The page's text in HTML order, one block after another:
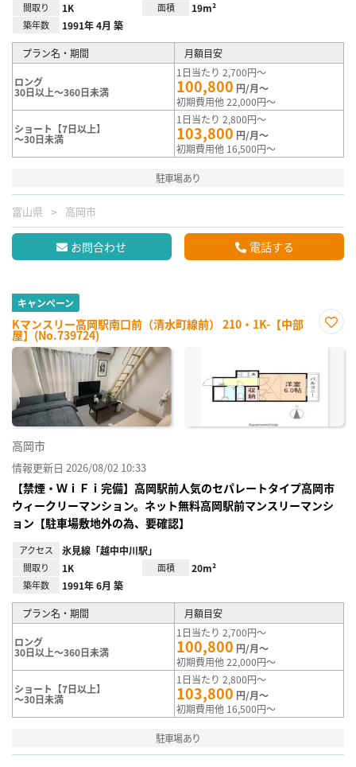
間取り 1K 面積 19m²
築年数 1991年 4月 築
プラン名・期間 月額目安
ロング
30日以上～360日未満
1日当たり 2,700円～
100,800 円/月～
初期費用他 22,000円～
ショート【7日以上】
～30日未満
1日当たり 2,800円～
103,800 円/月～
初期費用他 16,500円～
駐車場あり
富山県 高岡市
お問合わせ 電話する
キャンペーン
Kマンスリー高岡駅南口前（清水町線前） 210・1K-【中部
屋】(No.739724)
に入
高岡市
情報更新日 2026/08/02 10:33
【禁煙・ＷｉＦｉ完備】高岡駅前人気のセパレートタイプ高岡市
ウィークリーマンション。ネット無料高岡駅前マンスリーマンシ
ョン【駐車場敷地外の為、要確認】
アクセス 氷見線「越中中川駅」
間取り 1K 面積 20m²
築年数 1991年 6月 築
プラン名・期間 月額目安
ロング
30日以上～360日未満
1日当たり 2,700円～
100,800 円/月～
初期費用他 22,000円～
ショート【7日以上】
～30日未満
1日当たり 2,800円～
103,800 円/月～
初期費用他 16,500円～
駐車場あり